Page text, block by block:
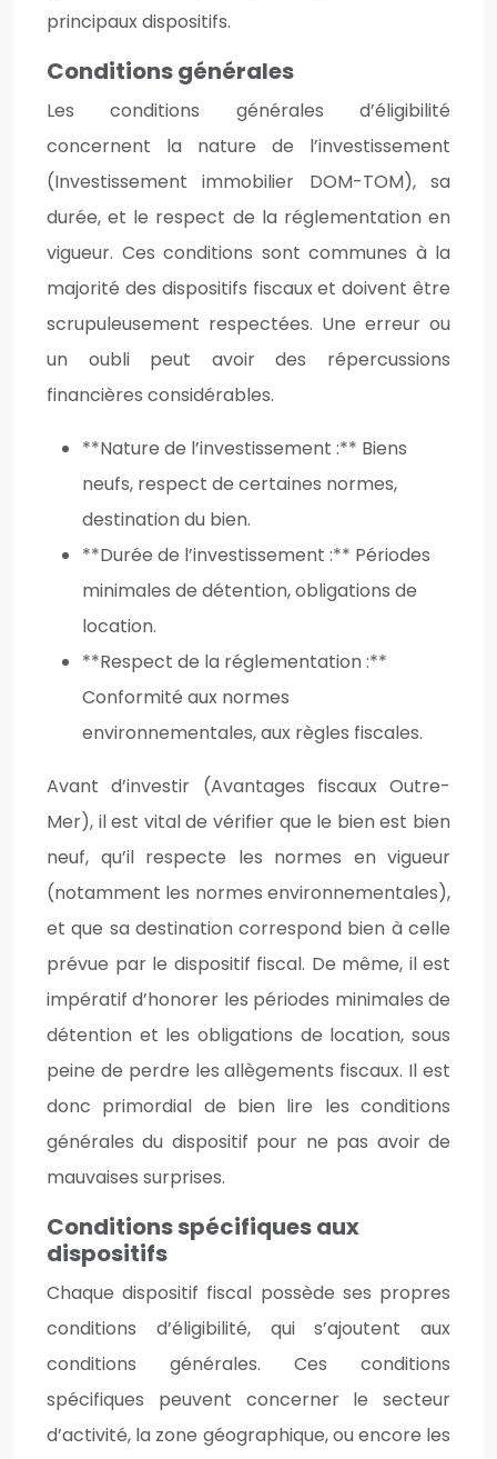
principaux dispositifs.
Conditions générales
Les conditions générales d’éligibilité
concernent la nature de l’investissement
(Investissement immobilier DOM-TOM), sa
durée, et le respect de la réglementation en
vigueur. Ces conditions sont communes à la
majorité des dispositifs fiscaux et doivent être
scrupuleusement respectées. Une erreur ou
un oubli peut avoir des répercussions
financières considérables.
**Nature de l’investissement :** Biens
neufs, respect de certaines normes,
destination du bien.
**Durée de l’investissement :** Périodes
minimales de détention, obligations de
location.
**Respect de la réglementation :**
Conformité aux normes
environnementales, aux règles fiscales.
Avant d’investir (Avantages fiscaux Outre-
Mer), il est vital de vérifier que le bien est bien
neuf, qu’il respecte les normes en vigueur
(notamment les normes environnementales),
et que sa destination correspond bien à celle
prévue par le dispositif fiscal. De même, il est
impératif d’honorer les périodes minimales de
détention et les obligations de location, sous
peine de perdre les allègements fiscaux. Il est
donc primordial de bien lire les conditions
générales du dispositif pour ne pas avoir de
mauvaises surprises.
Conditions spécifiques aux
dispositifs
Chaque dispositif fiscal possède ses propres
conditions d’éligibilité, qui s’ajoutent aux
conditions générales. Ces conditions
spécifiques peuvent concerner le secteur
d’activité, la zone géographique, ou encore les